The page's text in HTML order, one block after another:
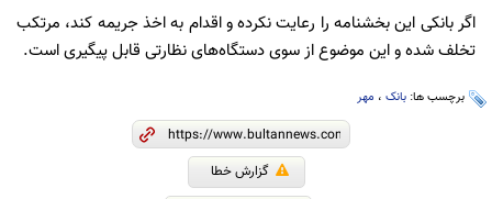
اگر بانکی این بخشنامه را رعایت نکرده و اقدام به اخذ جریمه کند، مرتکب
تخلف شده و این موضوع از سوی دستگاه‌های نظارتی قابل پیگیری است.
برچسب ها: بانک ، مهر
گزارش خطا